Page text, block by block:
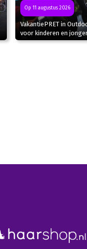
Op 11 augustus 2026
VakantiePRET in
voor kinderen en